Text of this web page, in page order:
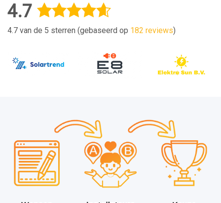
4.7
4.7 van de 5 sterren (gebaseerd op 182 reviews)